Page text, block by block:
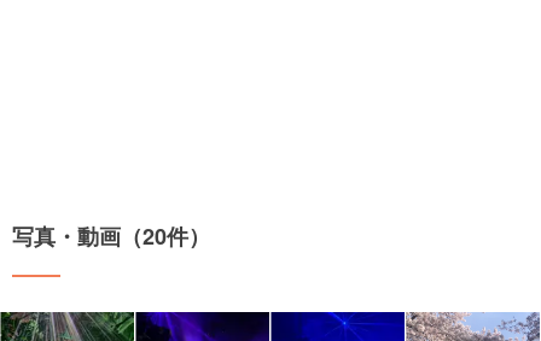
写真・動画（20件）